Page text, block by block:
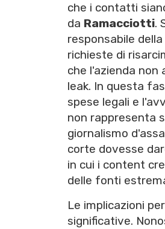
che i contatti
da Ramacciotti.
responsabile
richieste di
che l'azienda
leak. In questa
spese legali e
non rappresenta
giornalismo
corte dovesse
in cui i content
delle fonti
Le implicazioni
significative.